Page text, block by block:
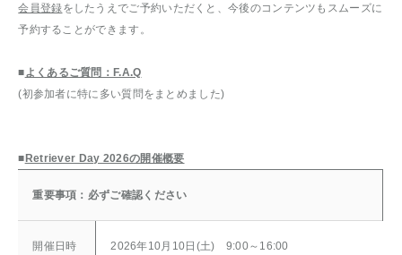
会員登録をしたうえでご予約いただくと、今後のコンテンツもスムーズに
予約することができます。
■よくあるご質問：F.A.Q
(初参加者に特に多い質問をまとめました)
■Retriever Day 2026の開催概要
重要事項：必ずご確認ください
開催日時
2026年10月10日(土) 9:00～16:00